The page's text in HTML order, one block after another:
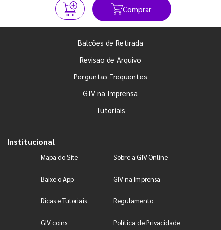
Comprar
Balcões de Retirada
Revisão de Arquivo
Perguntas Frequentes
GIV na Imprensa
Tutoriais
Institucional
Mapa do Site Sobre a GIV Online
Baixe o App GIV na Imprensa
Dicas e Tutoriais Regulamento
GIV coins Política de Privacidade